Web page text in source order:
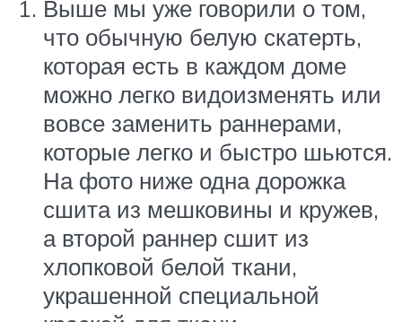
Выше мы уже говорили о том,
что обычную белую скатерть,
которая есть в каждом доме
можно легко видоизменять или
вовсе заменить раннерами,
которые легко и быстро шьются.
На фото ниже одна дорожка
сшита из мешковины и кружев,
а второй раннер сшит из
хлопковой белой ткани,
украшенной специальной